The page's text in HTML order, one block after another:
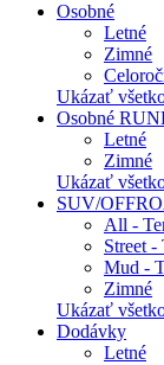
Osobné
Letné
Zimné
Ukázať
Osobné
Letné
Zimné
Ukázať
SUV/
All -
Street -
Mud -
Zimné
Ukázať
Dodávky
Letné